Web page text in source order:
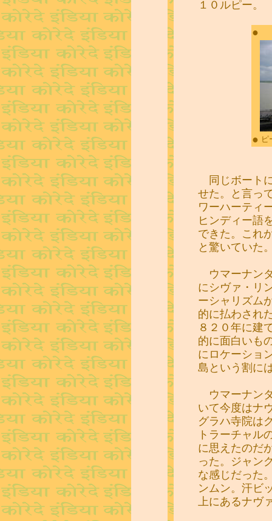
１０ルピー。
●
● ピ
同じボート
せた。と言っ
ワーハーティ
ヒンディー語
できた。これ
と驚いていた
ウマーナン
にシヴァ・リ
ーシャリズム
的に払わされ
８２０年に建
的に面白いも
にロケーショ
島という割に
ウマーナン
いて今度はナ
グラハ寺院は
トラーチャル
に思えたのだ
った。ジャン
な感じだった
ンムン。汗ビ
上にあるナヴ